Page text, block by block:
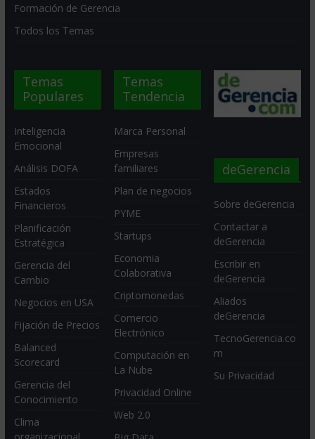
Formación de Gerencia
Todos los Temas
Temas
Populares
Inteligencia
Emocional
Análisis DOFA
Estados
Financieros
Planificación
Estratégica
Gerencia del
Cambio
Negocios en USA
Fijación de Precios
Balanced
Scorecard
Gerencia del
Conocimiento
Clima
Temas
Tendencia
Marca Personal
Empresas
familiares
Plan de negocios
PYME
Startups
Economia
Colaborativa
Criptomonedas
Comercio
Electrónico
Computación en
La Nube
Privacidad Online
Web 2.0
deGerencia
Sobre deGerencia
Contactar a
deGerencia
Escribir en
deGerencia
Aliados
deGerencia
TecnoGerencia.co
m
Su Privacidad